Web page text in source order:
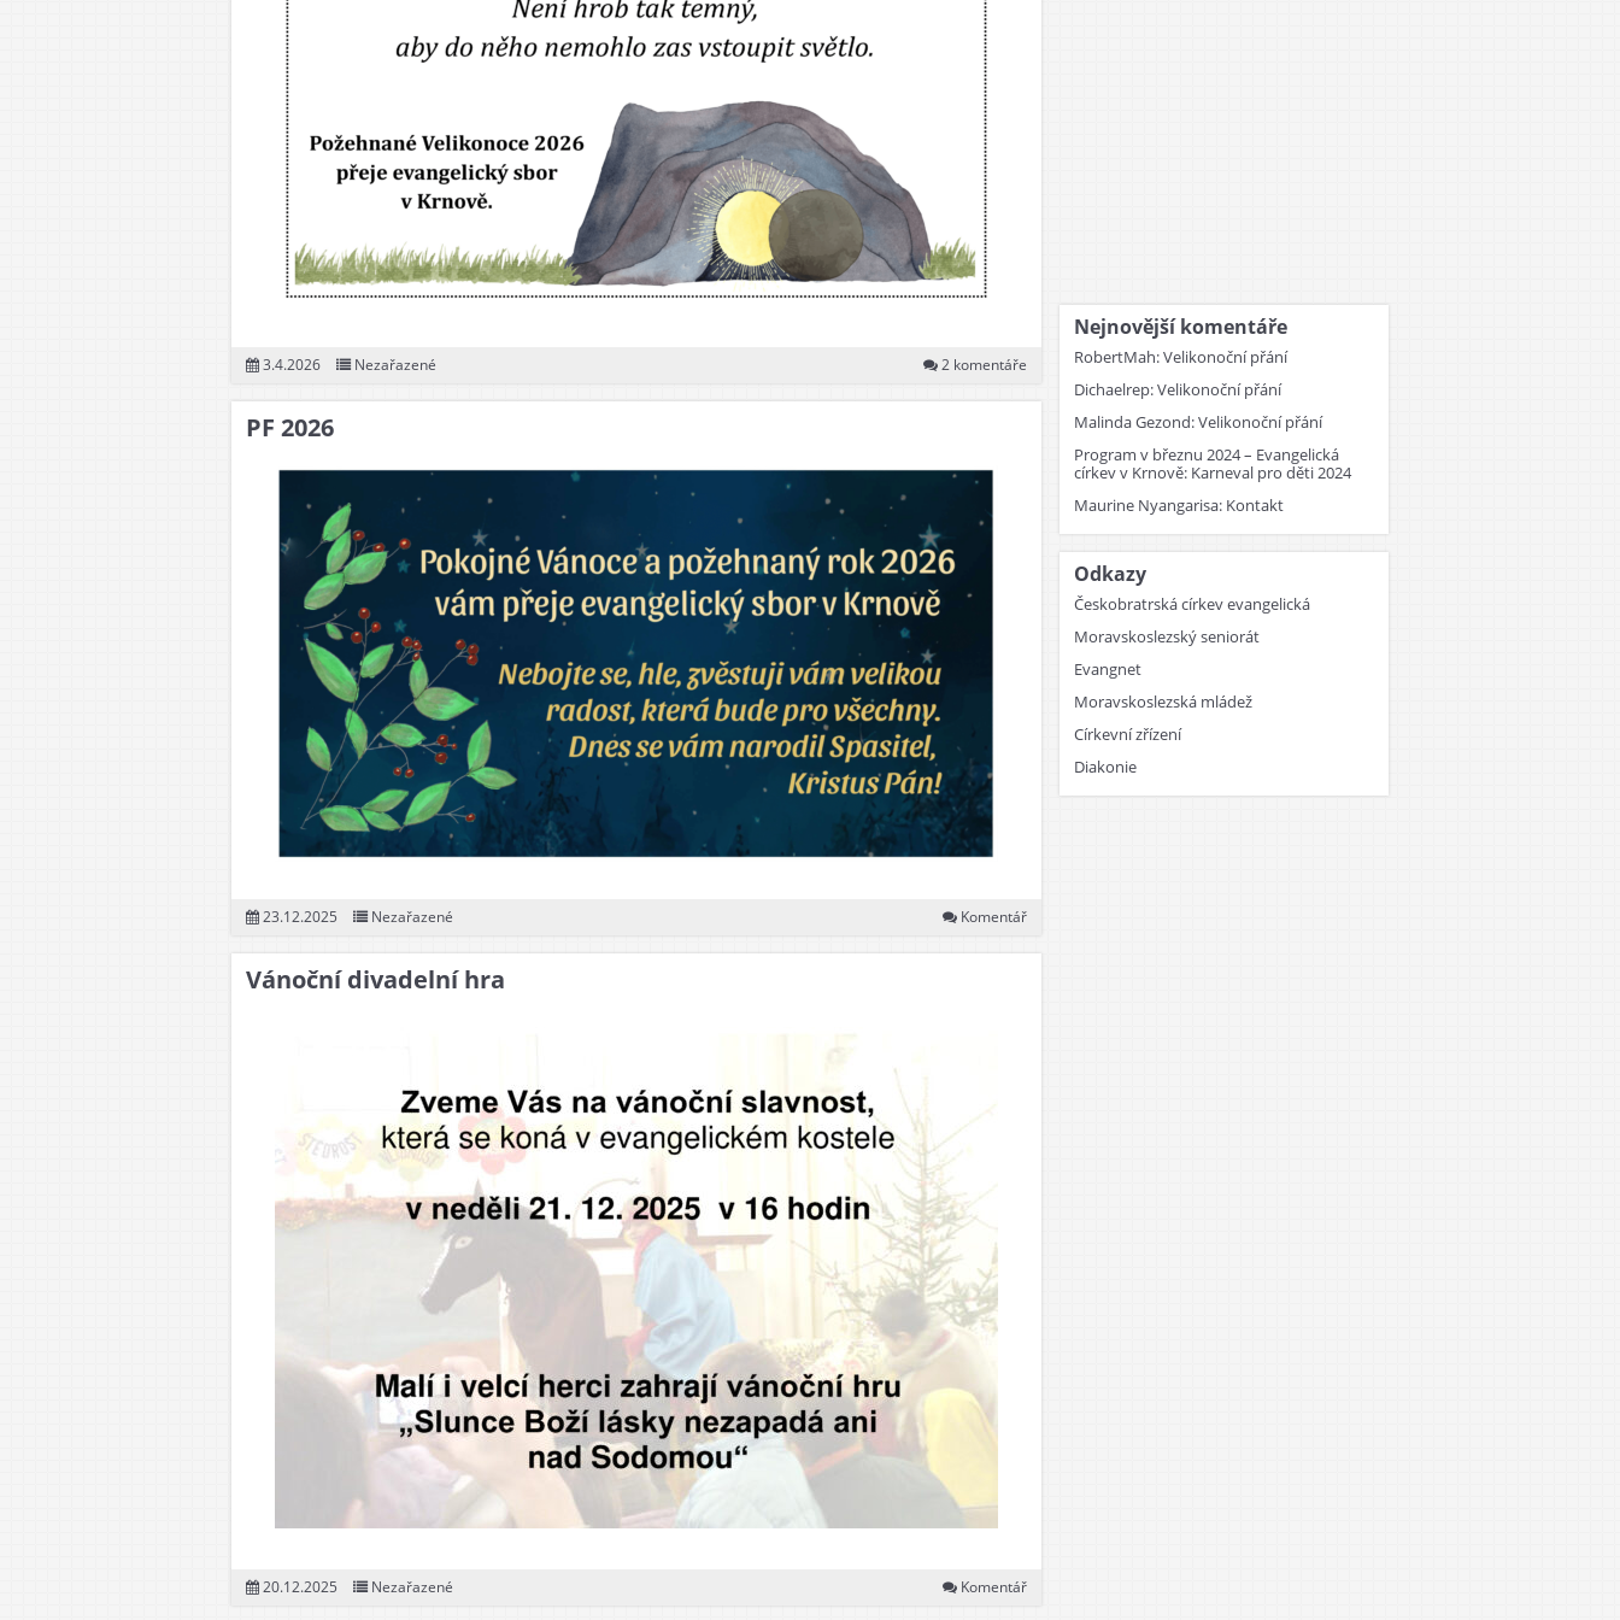
3.4.2026 Nezařazené 2 komentáře
PF 2026
23.12.2025 Nezařazené Komentář
Vánoční divadelní hra
20.12.2025 Nezařazené Komentář
Nejnovější komentáře
RobertMah:Velikonoční přání
Dichaelrep:Velikonoční přání
Malinda Gezond:Velikonoční přání
Program v březnu 2024 – Evangelická
církev v Krnově: Karneval pro děti 2024
Maurine Nyangarisa: Kontakt
Odkazy
Českobratrská církev evangelická
Moravskoslezský seniorát
Evangnet
Moravskoslezská mládež
Církevní zřízení
Diakonie